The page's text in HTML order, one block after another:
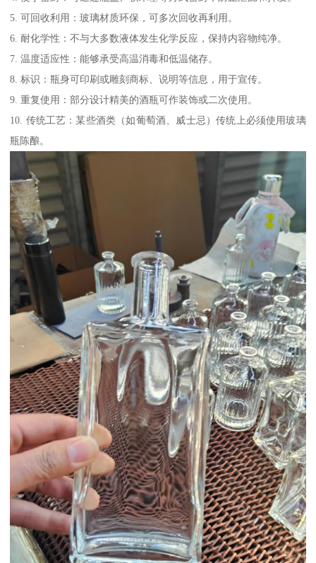
5. 可回收利用：玻璃材质环保，可多次回收再利用。
6. 耐化学性：不与大多数液体发生化学反应，保持内容物纯净。
7. 温度适应性：能够承受高温消毒和低温储存。
8. 标识：瓶身可印刷或雕刻商标、说明等信息，用于宣传。
9. 重复使用：部分设计精美的酒瓶可作装饰或二次使用。
10. 传统工艺：某些酒类（如葡萄酒、威士忌）传统上必须使用玻璃
瓶陈酿。